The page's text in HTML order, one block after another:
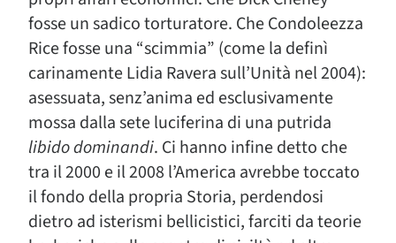
fosse un sadico torturatore. Che Condoleezza
Rice fosse una “scimmia” (come la definì
carinamente Lidia Ravera sull’Unità nel 2004):
asessuata, senz’anima ed esclusivamente
mossa dalla sete luciferina di una putrida
libido dominandi. Ci hanno infine detto che
tra il 2000 e il 2008 l’America avrebbe toccato
il fondo della propria Storia, perdendosi
dietro ad isterismi bellicistici, farciti da teorie